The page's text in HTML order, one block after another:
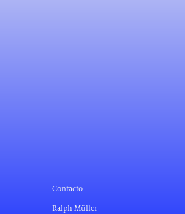
Contacto
Ralph Müller